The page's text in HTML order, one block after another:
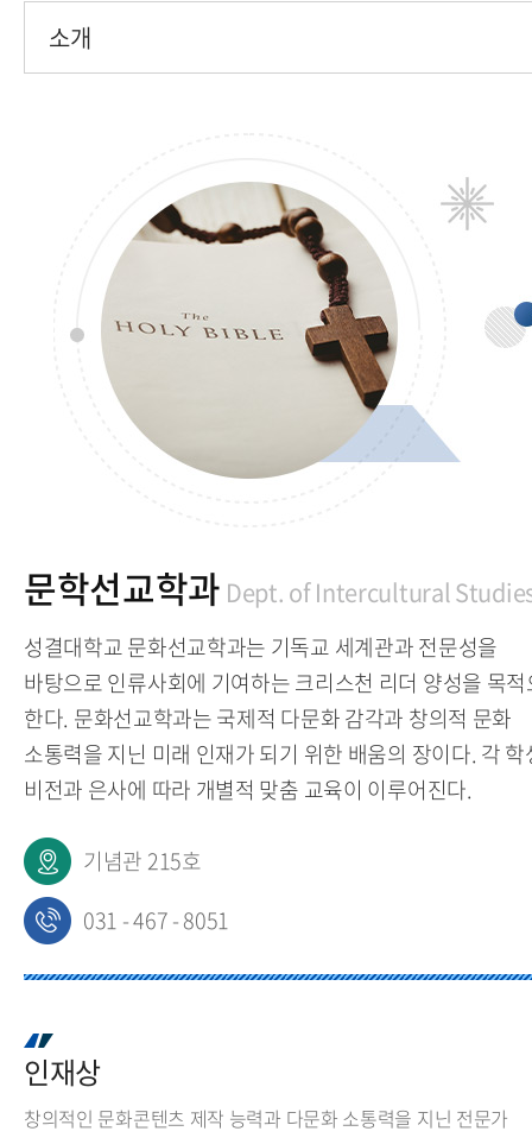
소개
전공교육과정표
모듈형트랙제
홈페이지
문학선교학과 Dept. of Intercultural
성결대학교 문화선교학과는 기독교 세계관과 전문성을
바탕으로 인류사회에 기여하는 크리스천 리더 양성을 목
한다. 문화선교학과는 국제적 다문화 감각과 창의적 문화
소통력을 지닌 미래 인재가 되기 위한 배움의 장이다. 각
비전과 은사에 따라 개별적 맞춤 교육이 이루어진다.
기념관 215호
031 - 467 - 8051
인재상
창의적인 문화콘텐츠 제작 능력과 다문화 소통력을 지닌 전문가